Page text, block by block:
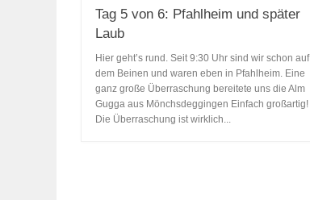
Tag 5 von 6: Pfahlheim und später
Laub
Hier geht’s rund. Seit 9:30 Uhr sind wir schon auf
dem Beinen und waren eben in Pfahlheim. Eine
ganz große Überraschung bereitete uns die Alm
Gugga aus Mönchsdeggingen Einfach großartig!
Die Überraschung ist wirklich...